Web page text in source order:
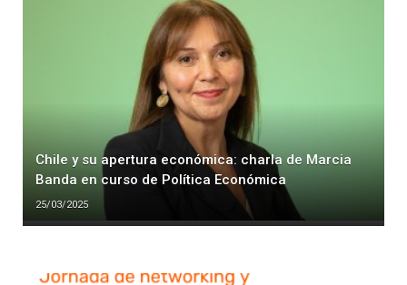
Chile y su apertura económica: charla de Marcia
Banda en curso de Política Económica
25/03/2025